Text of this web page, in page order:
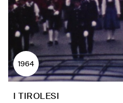
1964
I TIROLESI